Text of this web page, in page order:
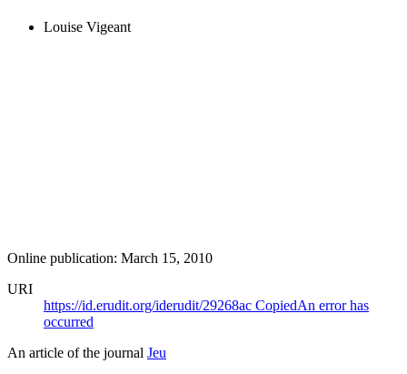
Louise Vigeant
Online publication: March 15, 2010
URI
https://id.erudit.org/iderudit/29268ac CopiedAn error has
occurred
An article of the journal Jeu